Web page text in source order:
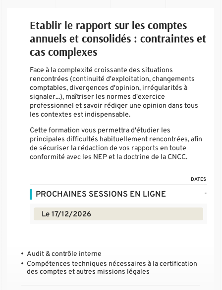
Etablir le rapport sur les comptes
annuels et consolidés : contraintes et
cas complexes
Face à la complexité croissante des situations
rencontrées (continuité d'exploitation, changements
comptables, divergences d'opinion, irrégularités à
signaler...), maîtriser les normes d'exercice
professionnel et savoir rédiger une opinion dans tous
les contextes est indispensable.
Cette formation vous permettra d'étudier les
principales difficultés habituellement rencontrées, afin
de sécuriser la rédaction de vos rapports en toute
conformité avec les NEP et la doctrine de la CNCC.
DATES
PROCHAINES SESSIONS EN LIGNE -
Le 17/12/2026
Audit & contrôle interne
Compétences techniques nécessaires à la certification
des comptes et autres missions légales